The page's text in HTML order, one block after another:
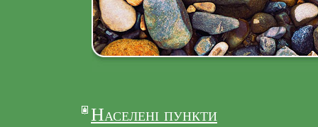
Населені пункти